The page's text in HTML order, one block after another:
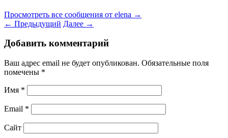
Просмотреть все сообщения от elena →
← Предыдущий Далее →
Добавить комментарий
Ваш адрес email не будет опубликован. Обязательные поля
помечены *
Имя *
Email *
Сайт